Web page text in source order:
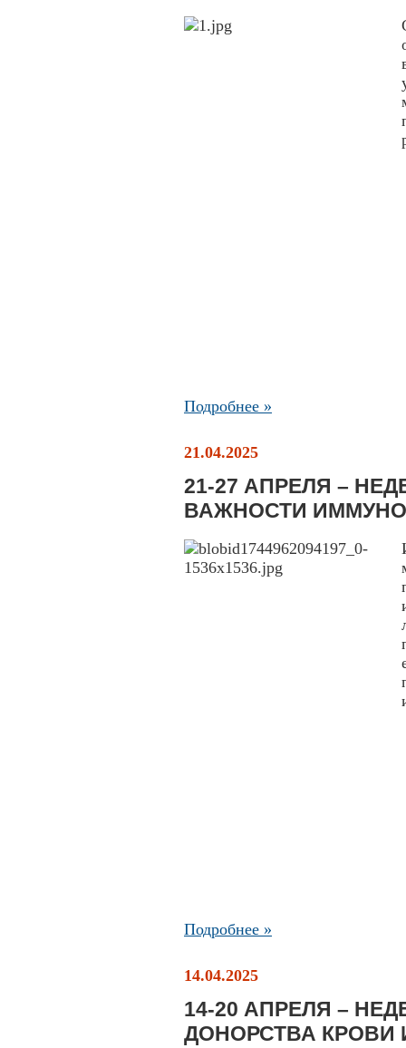
Подробнее »
21.04.2025
21-27 АПРЕЛЯ –
ВАЖНОСТИ
Подробнее »
14.04.2025
14-20 АПРЕЛЯ –
ДОНОРСТВА КРОВИ